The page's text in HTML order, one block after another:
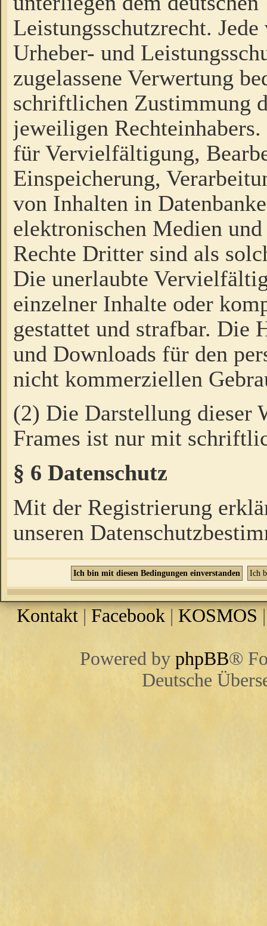
Leistungsschutzrecht.
Urheber- und
zugelassene Verwertung
schriftlichen Zustimmung
jeweiligen
für Vervielfältigung,
Einspeicherung,
von Inhalten in
elektronischen Medien
Rechte Dritter sind als
Die unerlaubte
einzelner Inhalte oder
gestattet und strafbar. Die
und Downloads für den
nicht kommerziellen
(2) Die Darstellung dieser
Frames ist nur mit
§ 6 Datenschutz
Mit der Registrierung
unseren
Kontakt |Facebook | KOSMOS
Powered by phpBB®
Deutsche